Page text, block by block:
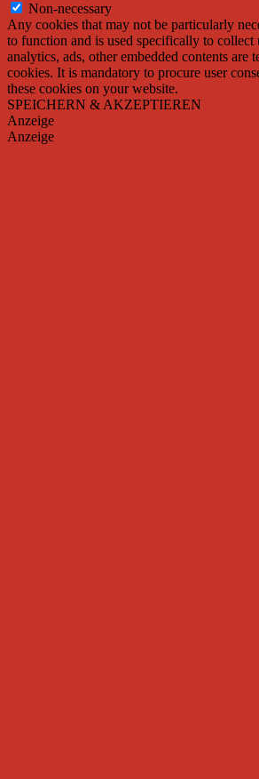
Non-necessary
Any cookies that may not be particularly
to function and is used specifically to collect
analytics, ads, other embedded contents are
cookies. It is mandatory to procure user
these cookies on your website.
SPEICHERN & AKZEPTIEREN
Anzeige
Anzeige